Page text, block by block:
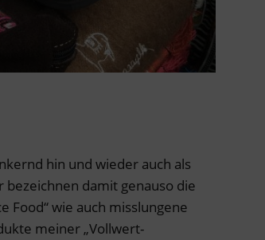
hin und wieder auch als
bezeichnen damit genauso die
Food“ wie auch misslungene
meiner „Vollwert-